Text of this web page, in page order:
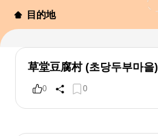
目的地
草堂豆腐村 (초당두부마을)
0 0